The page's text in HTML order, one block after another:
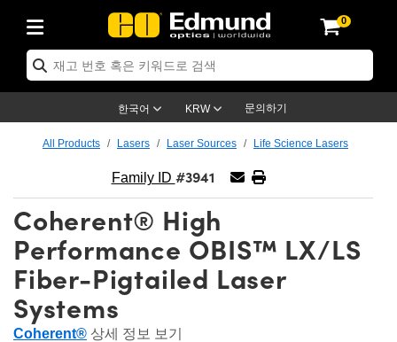
0
한국어 KRW 문의하기
Optics
Optics
Expanders
Assemblies
System
and Breadboards
and Slides
Objectives
Objectives
and Electronics
Lenses
(S-Mount Lenses)
Magnification Lenses
Objectives
Lenses
Cameras
Cameras
Cameras
Labs Cameras™
이트 & 조명
Accessories
Targets
Targets
& Stage Micrometers
Level Test Targets
& Detection
Solutions
and Electronics
& Production
Handling Tools
Products
질
Accessories
By Application
Imaging
Imaging
By Brand
Products
신제품
Lenses
Products
Lenses
Products
Microscopy
Lenses
Illumination
All Products Lasers Laser Sources Life Science Lasers
Family ID #3941
Coherent® High
Performance OBIS™ LX/LS
Fiber-Pigtailed Laser
Systems
Coherent® 상세 정보 보기